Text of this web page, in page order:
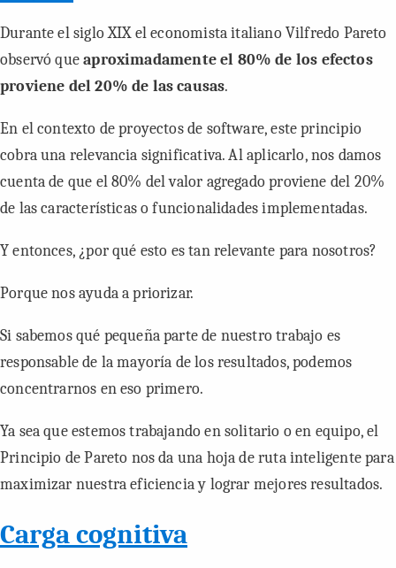
Durante el siglo XIX el economista italiano Vilfredo Pareto
observó queaproximadamente el 80% de los efectos
proviene del 20% de las causas.
En el contexto de proyectos de software, este principio
cobra una relevancia significativa. Al aplicarlo, nos damos
cuenta de que el 80% del valor agregado proviene del 20%
de las características o funcionalidades implementadas.
Y entonces, ¿por qué esto es tan relevante para nosotros?
Porque nos ayuda a priorizar.
Si sabemos qué pequeña parte de nuestro trabajo es
responsable de la mayoría de los resultados, podemos
concentrarnos en eso primero.
Ya sea que estemos trabajando en solitario o en equipo, el
Principio de Pareto nos da una hoja de ruta inteligente para
maximizar nuestra eficiencia y lograr mejores resultados.
Carga cognitiva